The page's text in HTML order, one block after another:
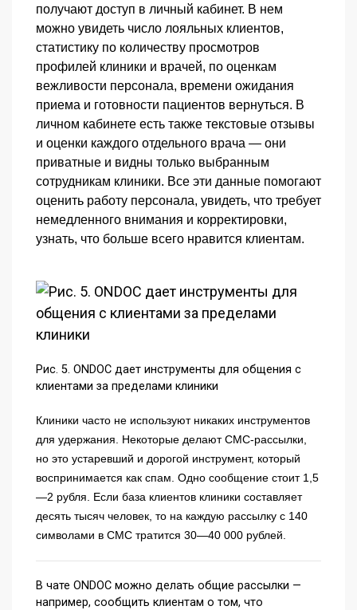
получают доступ в личный кабинет. В нем
можно увидеть число лояльных клиентов,
статистику по количеству просмотров
профилей клиники и врачей, по оценкам
вежливости персонала, времени ожидания
приема и готовности пациентов вернуться. В
личном кабинете есть также текстовые отзывы
и оценки каждого отдельного врача — они
приватные и видны только выбранным
сотрудникам клиники. Все эти данные помогают
оценить работу персонала, увидеть, что требует
немедленного внимания и корректировки,
узнать, что больше всего нравится клиентам.
Рис. 5. ONDOC дает инструменты для общения с
клиентами за пределами клиники
Клиники часто не используют никаких инструментов
для удержания. Некоторые делают СМС-рассылки,
но это устаревший и дорогой инструмент, который
воспринимается как спам. Одно сообщение стоит 1,5
—2 рубля. Если база клиентов клиники составляет
десять тысяч человек, то на каждую рассылку с 140
символами в СМС тратится 30—40 000 рублей.
В чате ONDOC можно делать общие рассылки —
например, сообщить клиентам о том, что